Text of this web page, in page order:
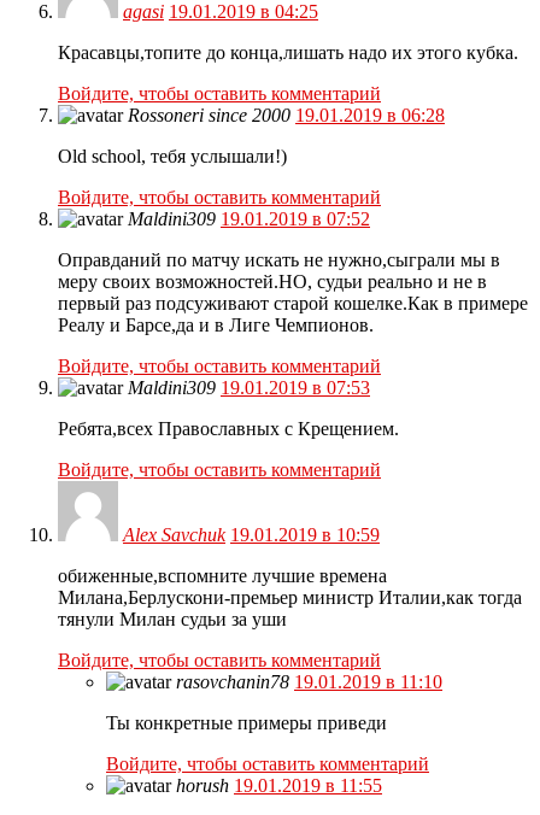
agasi 19.01.2019 в 04:25
Красавцы,топите до конца,лишать надо их этого кубка.
Войдите, чтобы оставить комментарий
Rossoneri since 2000 19.01.2019 в 06:28
Old school, тебя услышали!)
Войдите, чтобы оставить комментарий
Maldini309 19.01.2019 в 07:52
Оправданий по матчу искать не нужно,сыграли мы в
меру своих возможностей.НО, судьи реально и не в
первый раз подсуживают старой кошелке.Как в примере
Реалу и Барсе,да и в Лиге Чемпионов.
Войдите, чтобы оставить комментарий
Maldini309 19.01.2019 в 07:53
Ребята,всех Православных с Крещением.
Войдите, чтобы оставить комментарий
Alex Savchuk 19.01.2019 в 10:59
обиженные,вспомните лучшие времена
Милана,Берлускони-премьер министр Италии,как тогда
тянули Милан судьи за уши
Войдите, чтобы оставить комментарий
rasovchanin78 19.01.2019 в 11:10
Ты конкретные примеры приведи
Войдите, чтобы оставить комментарий
horush 19.01.2019 в 11:55